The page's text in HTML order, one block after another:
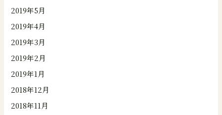
2019年5月
2019年4月
2019年3月
2019年2月
2019年1月
2018年12月
2018年11月